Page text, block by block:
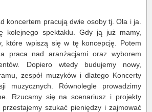
koncertem pracują dwie osoby tj. Ola i ja.
kolejnego spektaklu. Gdy ją już mamy,
które wpiszą się w tę koncepcję. Potem
praca nad aranżacjami oraz wyborem
Dopiero wtedy budujemy nowy,
zespół muzyków i dlatego Koncerty
muzycznych. Równolegle prowadzimy
Rzucamy się na scenariusz i projekty
szukać pieniędzy i zajmować